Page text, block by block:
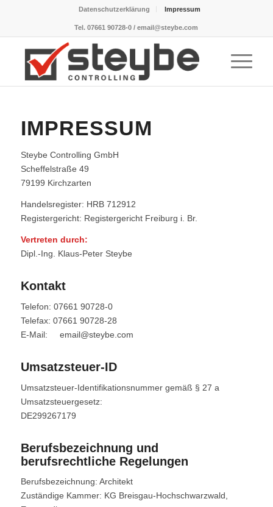
Datenschutzerklärung Impressum
Tel. 07661 90728-0 / email@steybe.com
IMPRESSUM
Steybe Controlling GmbH
Scheffelstraße 49
79199 Kirchzarten
Handelsregister: HRB 712912
Registergericht: Registergericht Freiburg i. Br.
Vertreten durch:
Dipl.-Ing. Klaus-Peter Steybe
Kontakt
Telefon: 07661 90728-0
Telefax: 07661 90728-28
E-Mail: email@steybe.com
Umsatzsteuer-ID
Umsatzsteuer-Identifikationsnummer gemäß § 27 a
Umsatzsteuergesetz:
DE299267179
Berufsbezeichnung und
berufsrechtliche Regelungen
Berufsbezeichnung: Architekt
Zuständige Kammer: KG Breisgau-Hochschwarzwald,